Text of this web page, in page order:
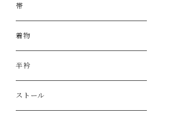
帯
着物
半衿
ストール